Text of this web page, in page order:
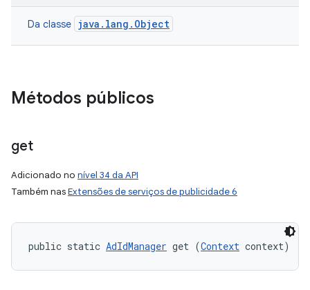
Da classe java.lang.Object
Métodos públicos
get
Adicionado no nível 34 da API
Também nasExtensões de serviços de publicidade 6
public static AdIdManager get (Context context)